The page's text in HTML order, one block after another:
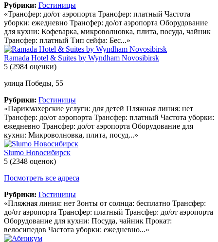
Рубрики: Гостиницы
«Трансфер: до/от аэропорта Трансфер: платный Частота
уборки: ежедневно Трансфер: до/от аэропорта Оборудование
для кухни: Кофеварка, микроволновка, плита, посуда, чайник
Трансфер: платный Тип сейфа: Бес...»
Ramada Hotel & Suites by Wyndham Novosibirsk
5 (2984 оценки)
улица Победы, 55
Рубрики: Гостиницы
«Парикмахерские услуги: для детей Пляжная линия: нет
Трансфер: до/от аэропорта Трансфер: платный Частота уборки:
ежедневно Трансфер: до/от аэропорта Оборудование для
кухни: Микроволновка, плита, посуд...»
Slumo Новосибирск
5 (2348 оценок)
Посмотреть все адреса
Рубрики: Гостиницы
«Пляжная линия: нет Зонты от солнца: бесплатно Трансфер:
до/от аэропорта Трансфер: платный Трансфер: до/от аэропорта
Оборудование для кухни: Посуда, чайник Прокат:
велосипедов Частота уборки: ежедневно...»